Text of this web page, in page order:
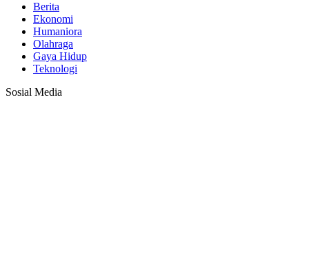
Berita
Ekonomi
Humaniora
Olahraga
Gaya Hidup
Teknologi
Sosial Media